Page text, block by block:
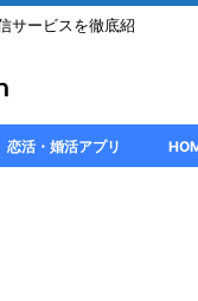
サービスを徹底紹
恋活・婚活アプリ